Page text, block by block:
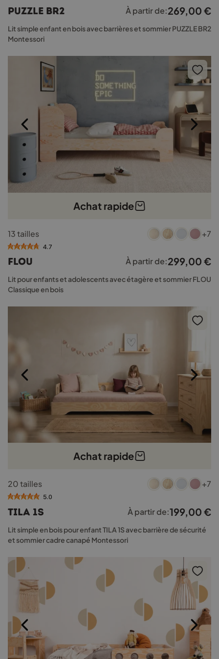
variations.
Les
options
être
produit
PUZZLE BR2 À partir de:269,00 €
Lit simple enfant en bois avec barrières et sommier PUZZLE BR2
Montessori
Achat rapide
produit
a
variations.
Les
options
peuvent
être
produit
13 tailles +7
4.7
FLOU À partir de:299,00 €
Lit pour enfants et adolescents avec étagère et sommier FLOU
Classique en bois
Achat rapide
produit
a
variations.
Les
options
être
choisies
sur
page
produit
20 tailles +7
5.0
TILA 1S À partir de:199,00 €
Lit simple en bois pour enfant TILA 1S avec barrière de sécurité
et sommier cadre canapé Montessori